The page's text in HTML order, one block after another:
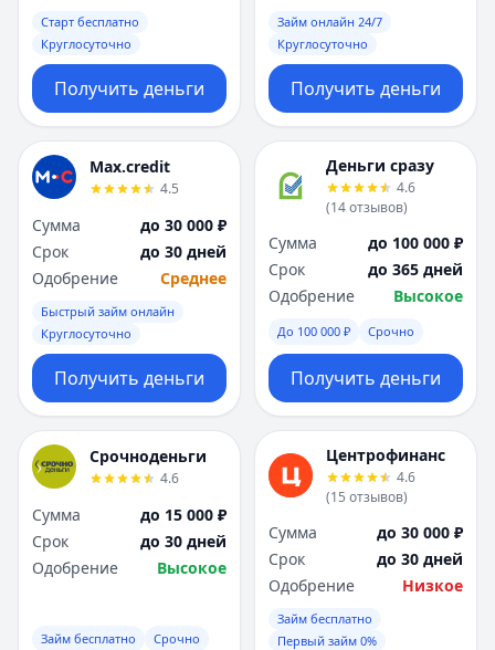
Старт бесплатно
Круглосуточно
Получить деньги
Займ онлайн 24/7
Круглосуточно
Получить деньги
Max.credit
4.5
Сумма
до 30 000 ₽
Срок
до 30 дней
Одобрение
Среднее
Быстрый займ онлайн
Круглосуточно
Получить деньги
Деньги сразу
4.6
(14отзывов)
Сумма
до 100 000 ₽
Срок
до 365 дней
Одобрение
Высокое
До 100 000 ₽ Срочно
Получить деньги
Срочноденьги
4.6
Сумма
до 15 000 ₽
Срок
до 30 дней
Одобрение
Высокое
Займ бесплатно Срочно
Центрофинанс
4.6
(15 отзывов)
Сумма
до 30 000 ₽
Срок
до 30 дней
Одобрение
Низкое
Займ бесплатно
Первый займ 0%